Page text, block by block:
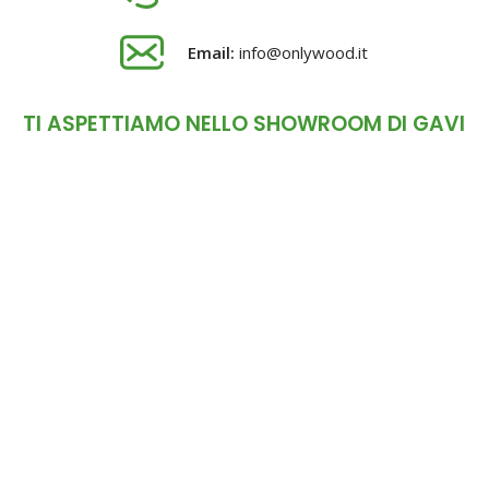
Email: info@onlywood.it
TI ASPETTIAMO NELLO SHOWROOM DI GAVI